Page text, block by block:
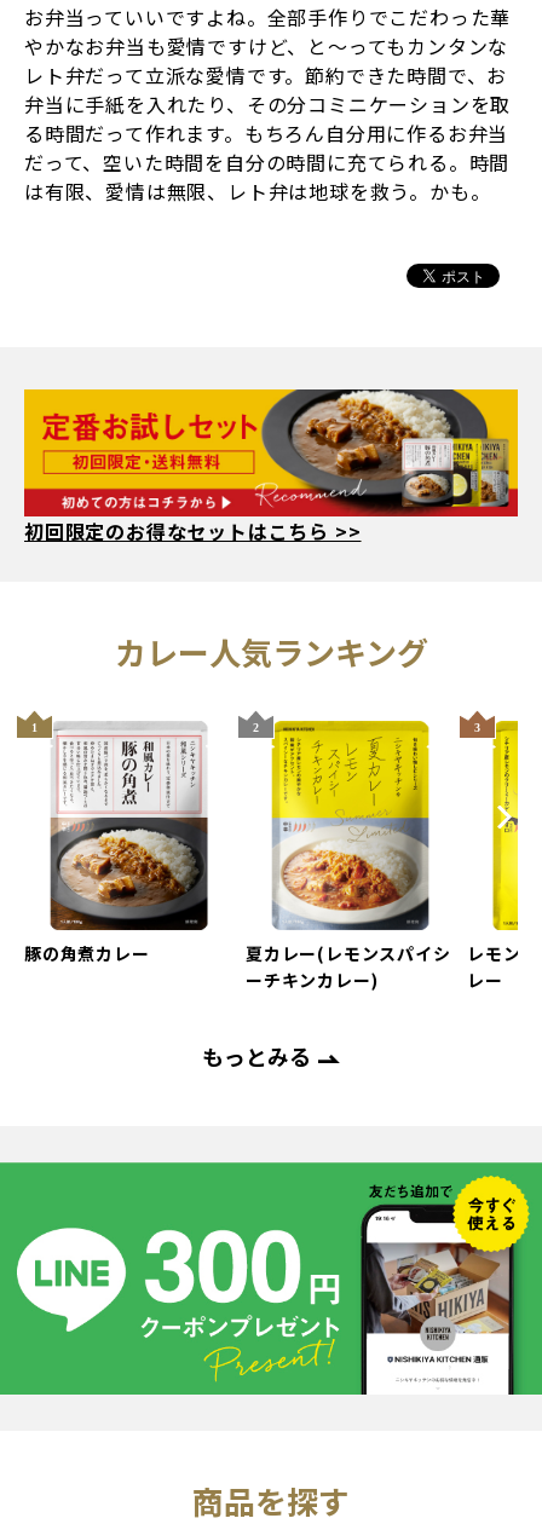
お弁当っていいですよね。全部手作りでこだわった華
やかなお弁当も愛情ですけど、と～ってもカンタンな
レト弁だって立派な愛情です。節約できた時間で、お
弁当に手紙を入れたり、その分コミニケーションを取
る時間だって作れます。もちろん自分用に作るお弁当
だって、空いた時間を自分の時間に充てられる。時間
は有限、愛情は無限、レト弁は地球を救う。かも。
初回限定のお得なセットはこちら >>
人気ランキング
豚の角煮カレー
夏カレー(レモンスパイシ
ーチキンカレー)
レモン
レー
もっとみる
商品を探す